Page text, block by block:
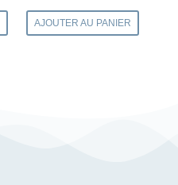
AJOUTER AU PANIER